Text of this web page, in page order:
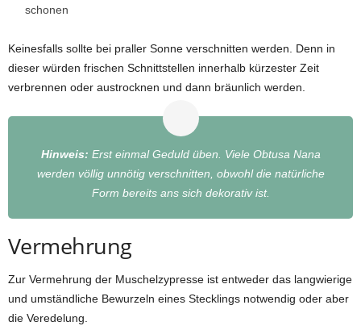
schonen
Keinesfalls sollte bei praller Sonne verschnitten werden. Denn in
dieser würden frischen Schnittstellen innerhalb kürzester Zeit
verbrennen oder austrocknen und dann bräunlich werden.
Hinweis: Erst einmal Geduld üben. Viele Obtusa Nana
werden völlig unnötig verschnitten, obwohl die natürliche
Form bereits ans sich dekorativ ist.
Vermehrung
Zur Vermehrung der Muschelzypresse ist entweder das langwierige
und umständliche Bewurzeln eines Stecklings notwendig oder aber
die Veredelung.